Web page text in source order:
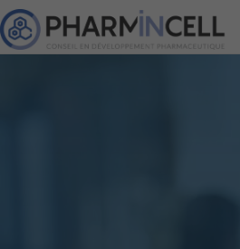
PharminCell